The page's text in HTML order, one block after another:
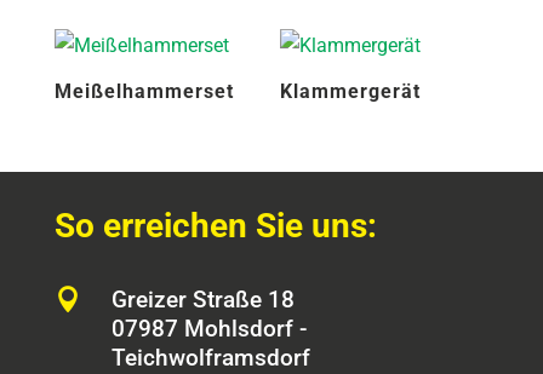
Meißelhammerset Klammergerät
So erreichen Sie uns:

Greizer Straße 18
07987 Mohlsdorf -
Teichwolframsdorf